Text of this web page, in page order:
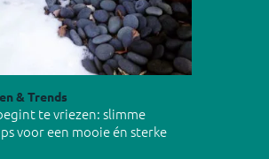
& Trends
te vriezen: slimme
voor een mooie én sterke